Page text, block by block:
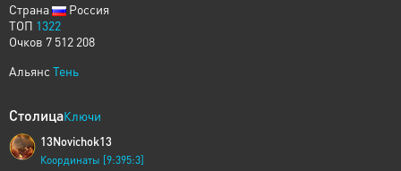
Страна
Россия
ТОП 1322
Очков 7 512 208
Альянс Тень
СтолицаКлючи
13Novichok13
Координаты [9:395:3]